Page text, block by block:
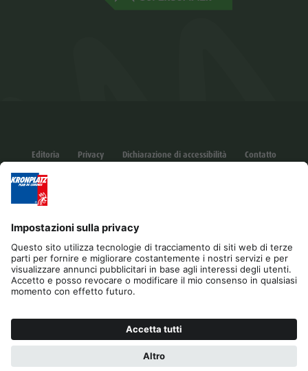
Editoria Privacy Dichiarazione di accessibilità
Contatto